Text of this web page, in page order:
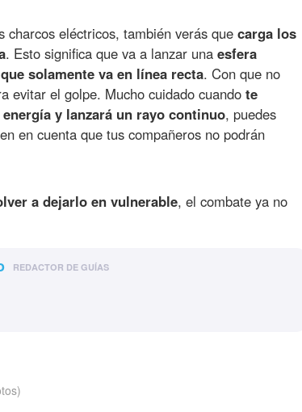
charcos eléctricos, también verás que carga los
. Esto significa que va a lanzar una esfera
solamente va en línea recta. Con que no
evitar el golpe. Mucho cuidado cuando te
y lanzará un rayo continuo, puedes
en cuenta que tus compañeros no podrán
a dejarlo en vulnerable, el combate ya no
REDACTOR DE GUÍAS